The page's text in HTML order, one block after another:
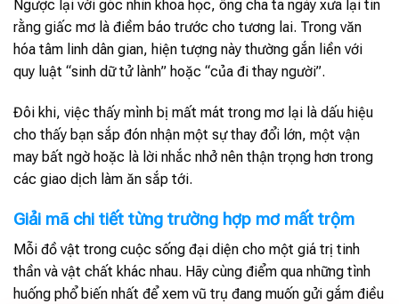
Ngược lại với góc nhìn khoa học, ông cha ta ngày xưa lại tin
rằng giấc mơ là điềm báo trước cho tương lai. Trong văn
hóa tâm linh dân gian, hiện tượng này thường gắn liền với
quy luật “sinh dữ tử lành” hoặc “của đi thay người”.
Đôi khi, việc thấy mình bị mất mát trong mơ lại là dấu hiệu
cho thấy bạn sắp đón nhận một sự thay đổi lớn, một vận
may bất ngờ hoặc là lời nhắc nhở nên thận trọng hơn trong
các giao dịch làm ăn sắp tới.
Giải mã chi tiết từng trường hợp mơ mất trộm
Mỗi đồ vật trong cuộc sống đại diện cho một giá trị tinh
thần và vật chất khác nhau. Hãy cùng điểm qua những tình
huống phổ biến nhất để xem vũ trụ đang muốn gửi gắm điều